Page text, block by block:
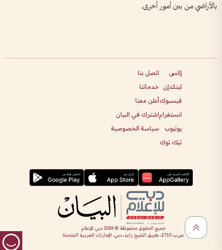
بالأراضي من بين أمور أخرى.
إكس
لينكدإن
فيسبوك
انستغرام
يوتيوب
تيك توك
اتصل بنا
خدماتنا
أعلن معنا
اشترك في البيان
سياسة الخصوصية
جميع الحقوق محفوظة ©2026 دبي للإعلام
ص.ب 2710، طريق الشيخ زايد، دبي، الإمارات العربية المتحدة